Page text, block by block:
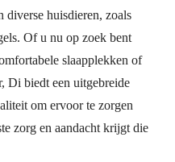
diverse huisdieren, zoals
Of u nu op zoek bent
slaapplekken of
Di biedt een uitgebreide
om ervoor te zorgen
zorg en aandacht krijgt die